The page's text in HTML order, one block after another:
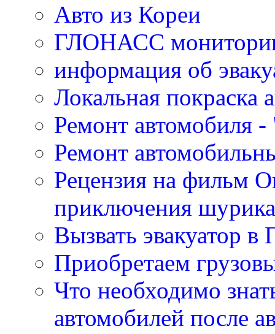
Авто из Кореи
ГЛОНАСС
информация об
Локальная покраска
Ремонт автомобиля -
Ремонт
Рецензия на фильм
приключения шурика
Вызвать эвакуатор в
Приобретаем
Что необходимо
автомобилей после